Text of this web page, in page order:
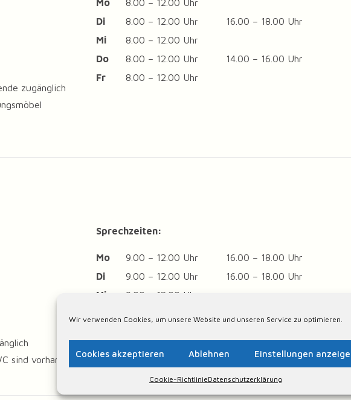
Wir verwenden Cookies, um unsere Website und unseren Service zu optimieren.
Cookies akzeptieren Ablehnen Einstellungen
Cookie-RichtlinieDatenschutzerklärung
zugänglich
Mo
8.00 – 12.00 Uhr
Di
8.00 – 12.00 Uhr
16.00 – 18.00 Uhr
Mi
8.00 – 12.00 Uhr
Do
8.00 – 12.00 Uhr
14.00 – 16.00 Uhr
Fr
8.00 – 12.00 Uhr
sind vorhanden
Sprechzeiten:
Mo 9.00 – 12.00 Uhr
16.00 – 18.00 Uhr
Di
9.00 – 12.00 Uhr
16.00 – 18.00 Uhr
Mi
9.00 – 12.00 Uhr